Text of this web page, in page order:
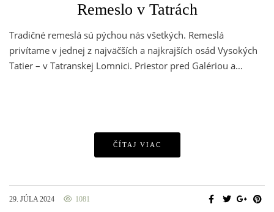
Remeslo v Tatrách
Tradičné remeslá sú pýchou nás všetkých. Remeslá
privítame v jednej z najväčších a najkrajších osád Vysokých
Tatier – v Tatranskej Lomnici. Priestor pred Galériou a…
ČÍTAJ VIAC
29. JÚLA 2024 1081